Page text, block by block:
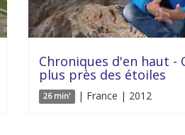
Chroniques d'en haut -
plus près des étoiles
26 min' | France | 2012